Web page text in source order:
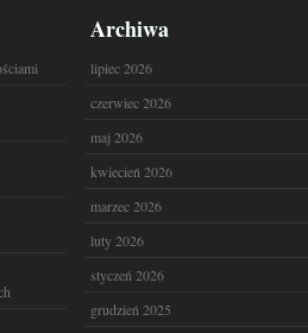
Archiwa
lipiec 2026
czerwiec 2026
maj 2026
kwiecień 2026
marzec 2026
luty 2026
styczeń 2026
grudzień 2025